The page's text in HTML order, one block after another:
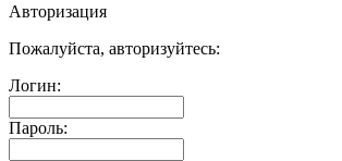
Авторизация
Пожалуйста, авторизуйтесь:
Логин:
Пароль: